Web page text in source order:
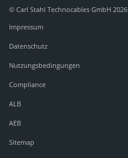
© Carl Stahl Technocables GmbH 2026
Impressum
Datenschutz
Nutzungsbedingungen
Compliance
ALB
AEB
Sitemap